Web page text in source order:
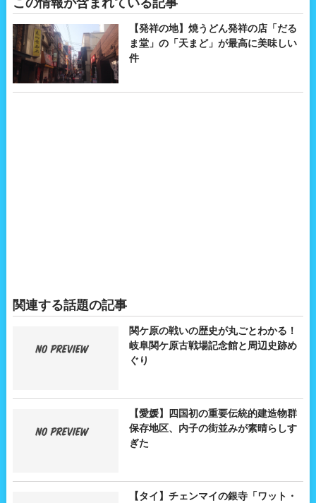
【発祥の地】焼うどん発祥の店「だる
ま堂」の「天まど」が最高に美味しい
件
関連する話題の記事
関ケ原の戦いの歴史が丸ごとわかる！
岐阜関ケ原古戦場記念館と周辺史跡め
ぐり
【愛媛】四国初の重要伝統的建造物群
保存地区、内子の街並みが素晴らしす
ぎた
【タイ】チェンマイの銀寺「ワット・